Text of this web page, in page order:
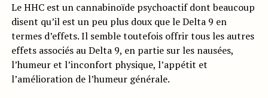
Le HHC est un cannabinoïde psychoactif dont beaucoup
disent qu’il est un peu plus doux que le Delta 9 en
termes d’effets. Il semble toutefois offrir tous les autres
effets associés au Delta 9, en partie sur les nausées,
l’humeur et l’inconfort physique, l’appétit et
l’amélioration de l’humeur générale.